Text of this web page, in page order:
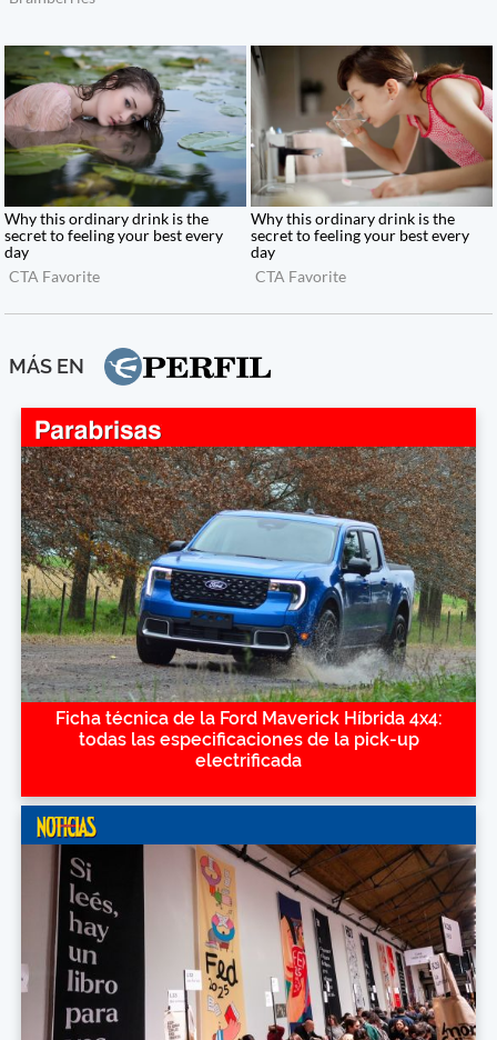
MÁS EN
Ficha técnica de la Ford Maverick Híbrida 4x4:
todas las especificaciones de la pick-up
electrificada